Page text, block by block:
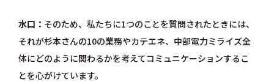
水口
そのため、私たちに1つのことを質問されたときには、
それが杉本さんの10の業務やカテエネ、中部電力ミライズ全
体にどのように関わるかを考えてコミュニケーションするこ
とを心がけています。